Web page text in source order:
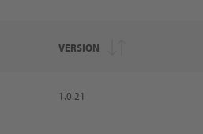
VERSION
1.0.21